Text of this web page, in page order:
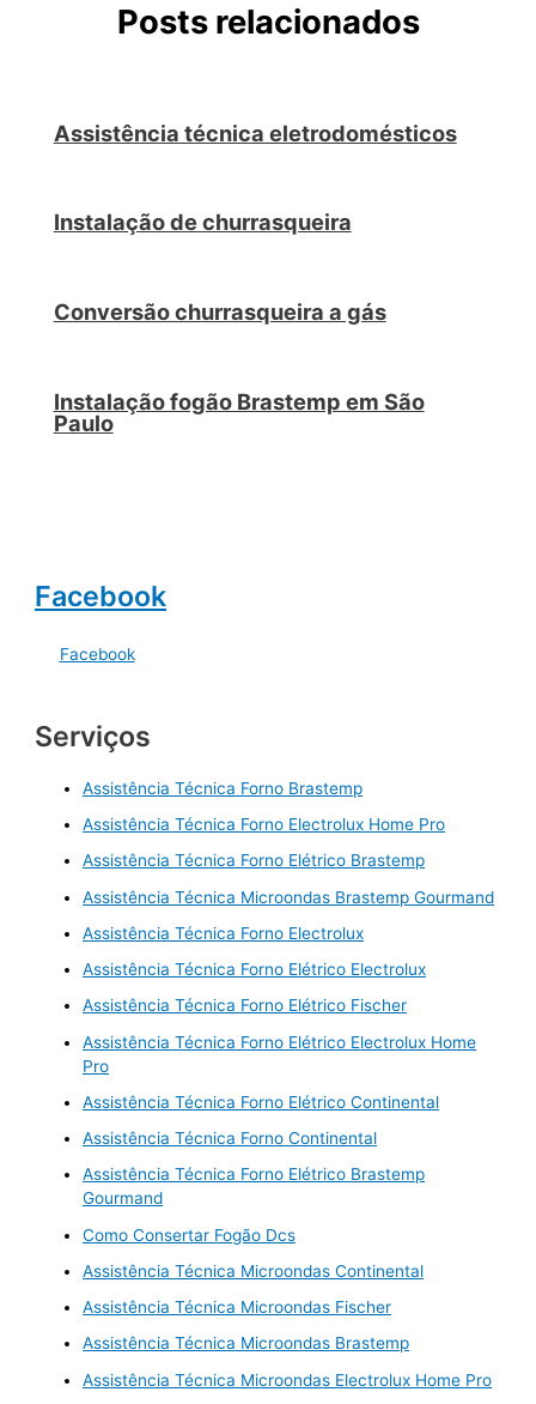
Posts relacionados
Assistência técnica eletrodomésticos
Instalação de churrasqueira
Conversão churrasqueira a gás
Instalação fogão Brastemp em São
Paulo
Facebook
Facebook
Serviços
Assistência Técnica Forno Brastemp
Assistência Técnica Forno Electrolux Home Pro
Assistência Técnica Forno Elétrico Brastemp
Assistência Técnica Microondas Brastemp Gourmand
Assistência Técnica Forno Electrolux
Assistência Técnica Forno Elétrico Electrolux
Assistência Técnica Forno Elétrico Fischer
Assistência Técnica Forno Elétrico Electrolux Home
Pro
Assistência Técnica Forno Elétrico Continental
Assistência Técnica Forno Continental
Assistência Técnica Forno Elétrico Brastemp
Gourmand
Como Consertar Fogão Dcs
Assistência Técnica Microondas Continental
Assistência Técnica Microondas Fischer
Assistência Técnica Microondas Brastemp
Assistência Técnica Microondas Electrolux Home Pro